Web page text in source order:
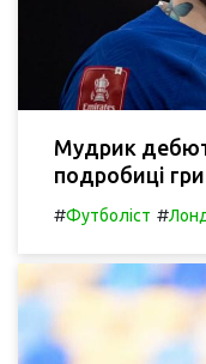
Мудрик
подробиці
#Футболіст #